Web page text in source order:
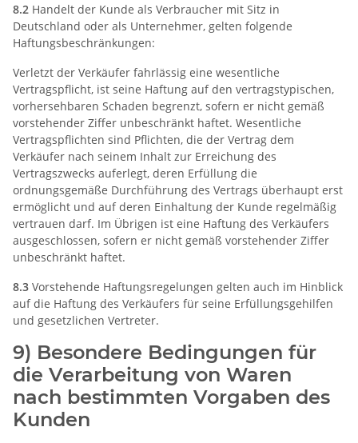
8.2 Handelt der Kunde als Verbraucher mit Sitz in
Deutschland oder als Unternehmer, gelten folgende
Haftungsbeschränkungen:
Verletzt der Verkäufer fahrlässig eine wesentliche
Vertragspflicht, ist seine Haftung auf den vertragstypischen,
vorhersehbaren Schaden begrenzt, sofern er nicht gemäß
vorstehender Ziffer unbeschränkt haftet. Wesentliche
Vertragspflichten sind Pflichten, die der Vertrag dem
Verkäufer nach seinem Inhalt zur Erreichung des
Vertragszwecks auferlegt, deren Erfüllung die
ordnungsgemäße Durchführung des Vertrags überhaupt erst
ermöglicht und auf deren Einhaltung der Kunde regelmäßig
vertrauen darf. Im Übrigen ist eine Haftung des Verkäufers
ausgeschlossen, sofern er nicht gemäß vorstehender Ziffer
unbeschränkt haftet.
8.3 Vorstehende Haftungsregelungen gelten auch im Hinblick
auf die Haftung des Verkäufers für seine Erfüllungsgehilfen
und gesetzlichen Vertreter.
9) Besondere Bedingungen für
die Verarbeitung von Waren
nach bestimmten Vorgaben des
Kunden